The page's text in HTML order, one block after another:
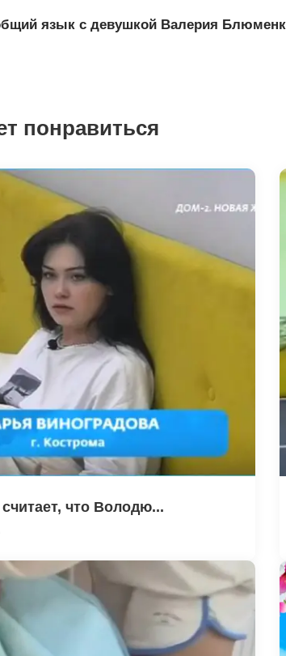
язык с девушкой Валерия
понравиться
что Володю...